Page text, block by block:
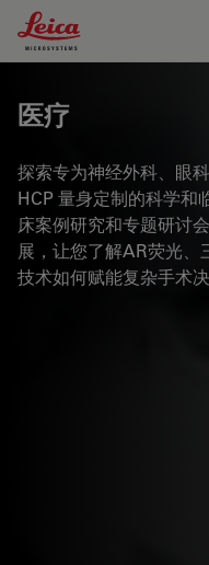
Leica Microsystems
医疗
探索专为神经外科、眼
HCP 量身定制的科学和
床案例研究和专题研讨
展，让您了解AR荧光、
技术如何赋能复杂手术